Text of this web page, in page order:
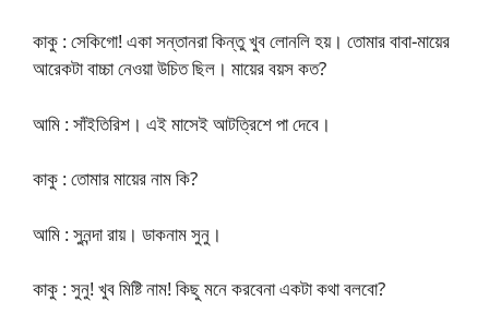
কাকু : সেকিগো! একা সন্তানরা কিন্তু খুব লোনলি হয়। তোমার বাবা-মায়ের
আরেকটা বাচ্চা নেওয়া উচিত ছিল। মায়ের বয়স কত?
আমি : সাঁইতিরিশ। এই মাসেই আটত্রিশে পা দেবে।
কাকু : তোমার মায়ের নাম কি?
আমি : সুনন্দা রায়। ডাকনাম সুনু।
কাকু : সুনু! খুব মিষ্টি নাম! কিছু মনে করবেনা একটা কথা বলবো?